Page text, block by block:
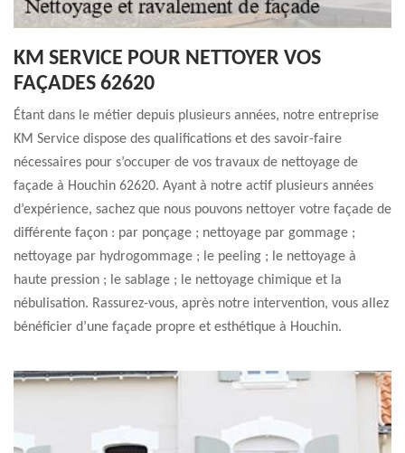
KM SERVICE POUR NETTOYER VOS
FAÇADES 62620
Étant dans le métier depuis plusieurs années, notre entreprise
KM Service dispose des qualifications et des savoir-faire
nécessaires pour s’occuper de vos travaux de nettoyage de
façade à Houchin 62620. Ayant à notre actif plusieurs années
d’expérience, sachez que nous pouvons nettoyer votre façade de
différente façon : par ponçage ; nettoyage par gommage ;
nettoyage par hydrogommage ; le peeling ; le nettoyage à
haute pression ; le sablage ; le nettoyage chimique et la
nébulisation. Rassurez-vous, après notre intervention, vous allez
bénéficier d’une façade propre et esthétique à Houchin.